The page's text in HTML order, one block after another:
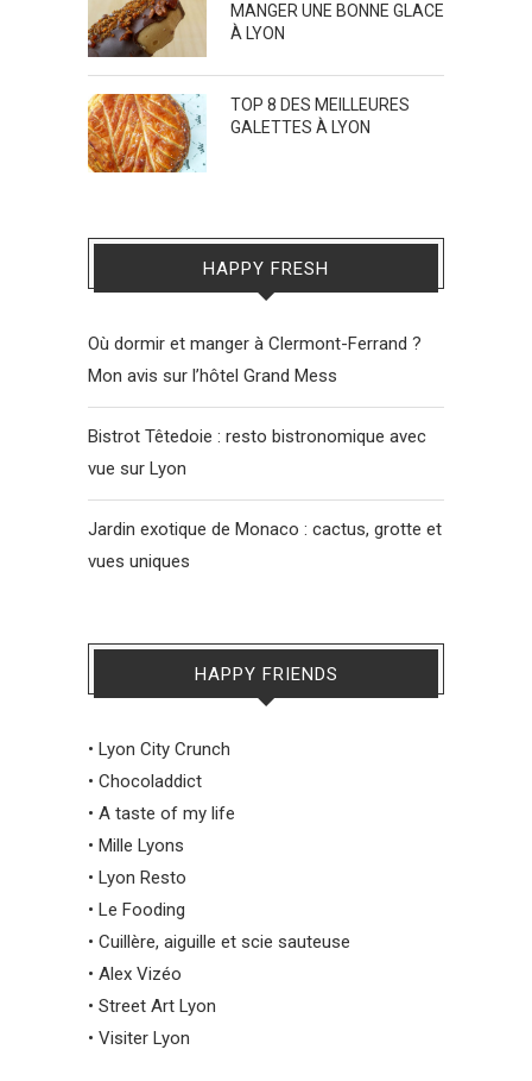
MANGER UNE BONNE GLACE
À LYON
TOP 8 DES MEILLEURES
GALETTES À LYON
HAPPY FRESH
Où dormir et manger à Clermont-Ferrand ?
Mon avis sur l’hôtel Grand Mess
Bistrot Têtedoie : resto bistronomique avec
vue sur Lyon
Jardin exotique de Monaco : cactus, grotte et
vues uniques
HAPPY FRIENDS
• Lyon City Crunch
• Chocoladdict
• A taste of my life
• Mille Lyons
• Lyon Resto
• Le Fooding
• Cuillère, aiguille et scie sauteuse
• Alex Vizéo
• Street Art Lyon
• Visiter Lyon